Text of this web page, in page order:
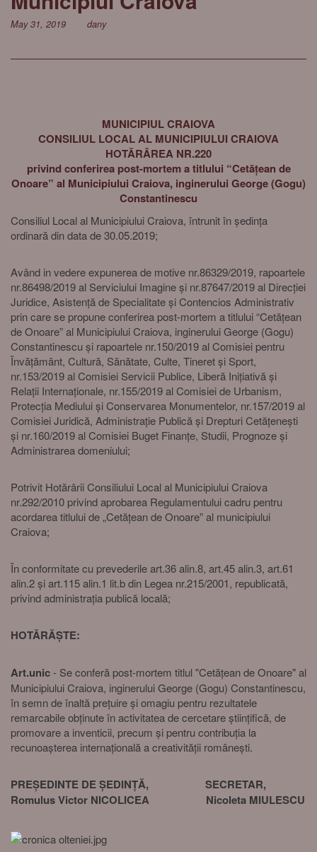
May 31, 2019 dany
MUNICIPIUL CRAIOVA
CONSILIUL LOCAL AL MUNICIPIULUI CRAIOVA
HOTĂRÂREA NR.220
privind conferirea post-mortem a titlului “Cetățean de
Onoare” al Municipiului Craiova, inginerului George (Gogu)
Constantinescu
Consiliul Local al Municipiului Craiova, întrunit în ședința
ordinară din data de 30.05.2019;
Având in vedere expunerea de motive nr.86329/2019, rapoartele
nr.86498/2019 al Serviciului Imagine și nr.87647/2019 al Direcției
Juridice, Asistență de Specialitate și Contencios Administrativ
prin care se propune conferirea post-mortem a titlului “Cetățean
de Onoare” al Municipiului Craiova, inginerului George (Gogu)
Constantinescu și rapoartele nr.150/2019 al Comisiei pentru
Învățământ, Cultură, Sănătate, Culte, Tineret și Sport,
nr.153/2019 al Comisiei Servicii Publice, Liberă Inițiativă și
Relații Internaționale, nr.155/2019 al Comisiei de Urbanism,
Protecția Mediului și Conservarea Monumentelor, nr.157/2019 al
Comisiei Juridică, Administrație Publică și Drepturi Cetățenești
și nr.160/2019 al Comisiei Buget Finanțe, Studii, Prognoze și
Administrarea domeniului;
Potrivit Hotărârii Consiliului Local al Municipiului Craiova
nr.292/2010 privind aprobarea Regulamentului cadru pentru
acordarea titlului de „Cetățean de Onoare” al municipiului
Craiova;
În conformitate cu prevederile art.36 alin.8, art.45 alin.3, art.61
alin.2 și art.115 alin.1 lit.b din Legea nr.215/2001, republicată,
privind administrația publică locală;
HOTĂRĂȘTE:
Art.unic- Se conferă post-mortem titlul "Cetățean de Onoare" al
Municipiului Craiova, inginerului George (Gogu) Constantinescu,
în semn de înaltă prețuire și omagiu pentru rezultatele
remarcabile obținute în activitatea de cercetare științifică, de
promovare a inventicii, precum și pentru contribuția la
recunoașterea internațională a creativității românești.
PREȘEDINTE DE ȘEDINȚĂ, SECRETAR,
Romulus Victor NICOLICEA Nicoleta MIULESCU